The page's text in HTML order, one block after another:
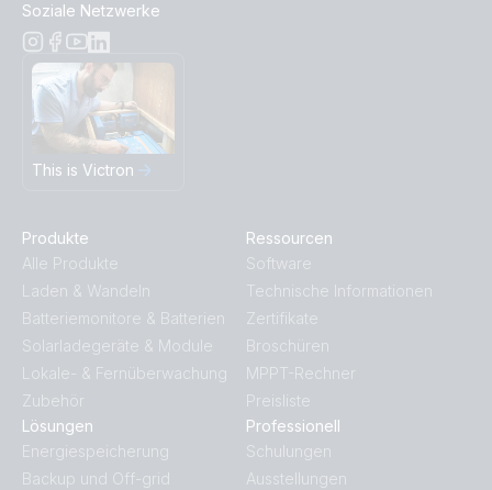
Soziale Netzwerke
This is Victron
Produkte
Alle Produkte
Laden & Wandeln
Batteriemonitore & Batterien
Solarladegeräte & Module
Lokale- & Fernüberwachung
Zubehör
Lösungen
Energiespeicherung
Backup und Off-grid
Ressourcen
Software
Technische Informationen
Zertifikate
Broschüren
MPPT-Rechner
Preisliste
Professionell
Schulungen
Ausstellungen